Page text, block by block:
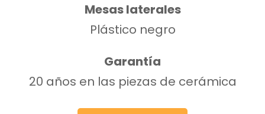
Mesas laterales
Plástico negro
Garantía
20 años en las piezas de cerámica